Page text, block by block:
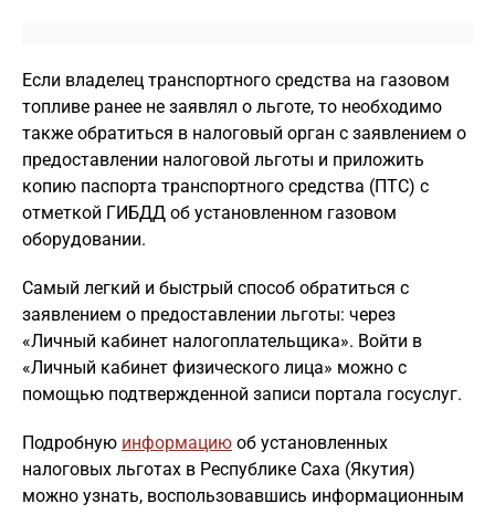
Если владелец транспортного средства на газовом
топливе ранее не заявлял о льготе, то необходимо
также обратиться в налоговый орган с заявлением о
предоставлении налоговой льготы и приложить
копию паспорта транспортного средства (ПТС) с
отметкой ГИБДД об установленном газовом
оборудовании.
Самый легкий и быстрый способ обратиться с
заявлением о предоставлении льготы: через
«Личный кабинет налогоплательщика». Войти в
«Личный кабинет физического лица» можно с
помощью подтвержденной записи портала госуслуг.
Подробную информацию об установленных
налоговых льготах в Республике Саха (Якутия)
можно узнать, воспользовавшись информационным